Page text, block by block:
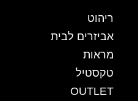
ריהוט
אביזרים לבית
מראות
טקסטיל
OUTLET